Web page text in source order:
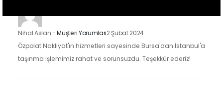
Nihal Aslan-Müşteri Yorumları2 Şubat 2024
Özpolat Nakliyat'ın hizmetleri sayesinde Bursa'dan İstanbul'a
taşınma işlemimiz rahat ve sorunsuzdu. Teşekkür ederiz!